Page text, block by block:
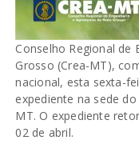
Conselho Regional de
Grosso (Crea-MT),
nacional, esta sexta-
expediente na sede
MT. O expediente
02 de abril.